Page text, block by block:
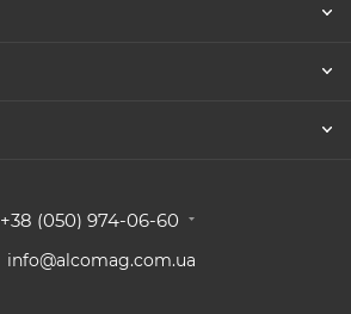
+38 (050) 974-06-60
info@alcomag.com.ua